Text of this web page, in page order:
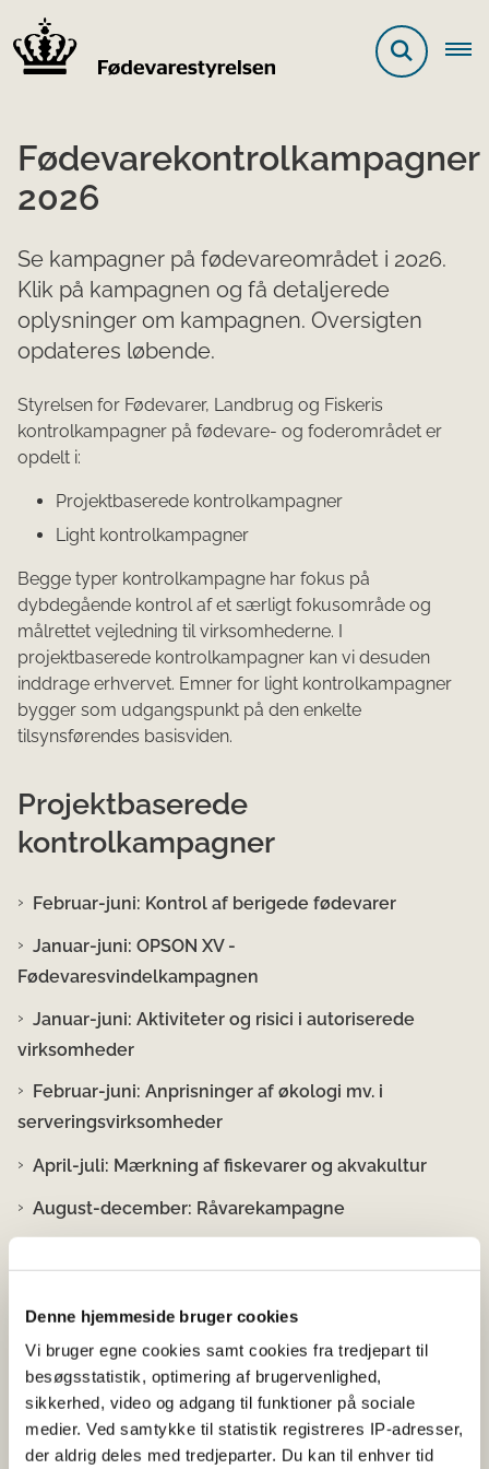
Denne hjemmeside bruger cookies
Vi bruger egne cookies samt cookies fra tredjepart til
besøgsstatistik, optimering af brugervenlighed,
sikkerhed, video og adgang til funktioner på sociale
medier. Ved samtykke til statistik registreres IP-adresser,
der aldrig deles med tredjeparter. Du kan til enhver tid
Fødevarekontrolkampagner
2026
Se kampagner på fødevareområdet i 2026.
Klik på kampagnen og få detaljerede
oplysninger om kampagnen. Oversigten
opdateres løbende.
Styrelsen for Fødevarer, Landbrug og Fiskeris
kontrolkampagner på fødevare- og foderområdet er
opdelt i:
Projektbaserede kontrolkampagner
Light kontrolkampagner
Begge typer kontrolkampagne har fokus på
dybdegående kontrol af et særligt fokusområde og
målrettet vejledning til virksomhederne. I
projektbaserede kontrolkampagner kan vi desuden
inddrage erhvervet. Emner for light kontrolkampagner
bygger som udgangspunkt på den enkelte
tilsynsførendes basisviden.
Projektbaserede
kontrolkampagner
Februar-juni: Kontrol af berigede fødevarer
Januar-juni: OPSON XV -
Fødevaresvindelkampagnen
Januar-juni: Aktiviteter og risici i autoriserede
virksomheder
Februar-juni: Anprisninger af økologi mv. i
serveringsvirksomheder
April-juli: Mærkning af fiskevarer og akvakultur
August-december: Råvarekampagne
Light kontrolkampagner
April-juni: Anvendelse af tilsætningsstoffer i
produktionsvirksomheder